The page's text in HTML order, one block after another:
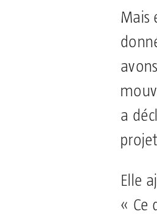
Mais
a
projet
Elle
« Ce